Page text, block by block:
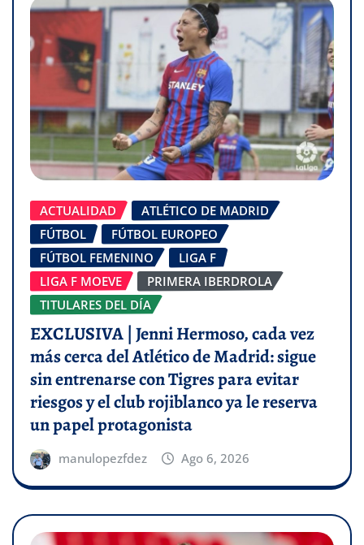
ACTUALIDAD
ATLÉTICO DE MADRID
FÚTBOL
FÚTBOL EUROPEO
FÚTBOL FEMENINO
LIGA F
LIGA F MOEVE
PRIMERA IBERDROLA
TITULARES DEL DÍA
EXCLUSIVA | Jenni Hermoso, cada vez
más cerca del Atlético de Madrid: sigue
sin entrenarse con Tigres para evitar
riesgos y el club rojiblanco ya le reserva
un papel protagonista
manulopezfdez Ago 6, 2026